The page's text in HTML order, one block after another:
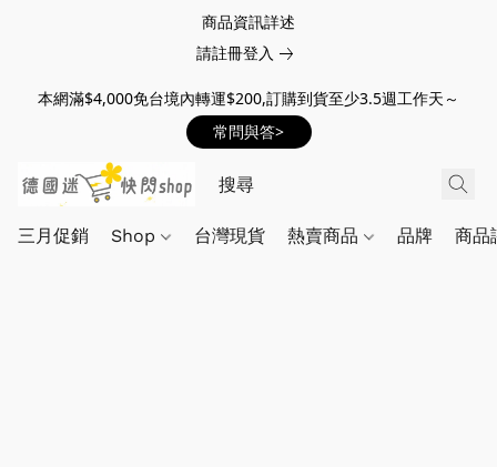
商品資訊詳述
請註冊登入
本網滿$4,000免台境內轉運$200,訂購到貨至少3.5週工作天～
常問與答>
三月促銷 Shop 台灣現貨 熱賣商品 品牌 商品